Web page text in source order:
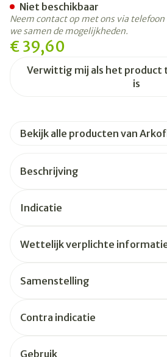
€ 39,60
Verwittig mij als het product
is
Niet beschikbaar
Neem contact op met ons via
we samen de mogelijkheden.
Bekijk alle producten van
Beschrijving
Indicatie
Wettelijk verplichte
Samenstelling
Contra indicatie
Gebruik